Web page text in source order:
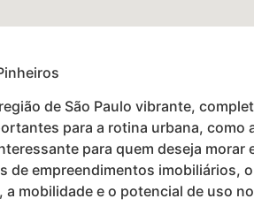
de São Paulo vibrante,
para a rotina urbana, como
para quem deseja
de empreendimentos imobiliários,
mobilidade e o potencial de uso